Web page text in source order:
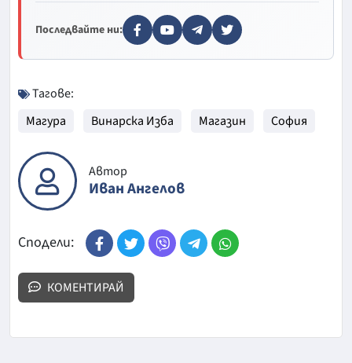
Последвайте ни:
Тагове:
Магура
Винарска Изба Магазин София
Автор
Иван Ангелов
Сподели:
КОМЕНТИРАЙ